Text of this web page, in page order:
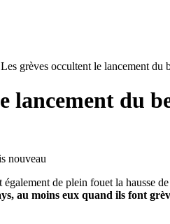
grèves occultent le lancement du
lancement du
nouveau
de plein fouet la hausse
au moins eux quand ils font